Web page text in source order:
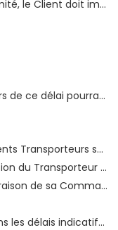
au Service Clients de MECA-EXPRESS par recommandé A/R à l‘adresse suivante :
ne pourra pas émettre de réserve à MECA-EXPRESS après le départ du transporteur, même si le colis n‘a pas été ouvert en présence du transporteur.
Les livraisons sont assurées par différents Transporteurs spécialisés en fonction de la nature du Produit objet de la Commande
indiqués sur la fiche Produit.
du Produit (« Départ du Produit de notre Entrepôt »).
ouvrira une enquête sur l‘acheminement du produit auprès du Transporteur concerné.